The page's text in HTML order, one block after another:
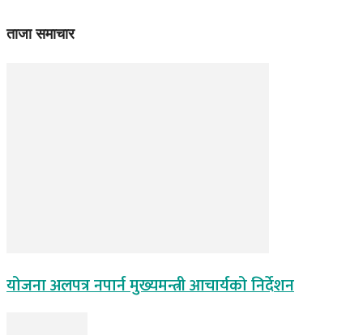
ताजा समाचार
योजना अलपत्र नपार्न मुख्यमन्त्री आचार्यको निर्देशन